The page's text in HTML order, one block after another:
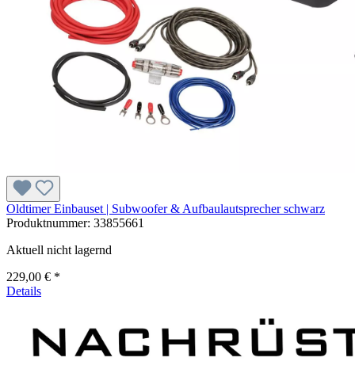
Oldtimer Einbauset | Subwoofer & Aufbaulautsprecher schwarz
Produktnummer: 33855661
Aktuell nicht lagernd
229,00 € *
Details